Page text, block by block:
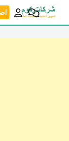
انتقل